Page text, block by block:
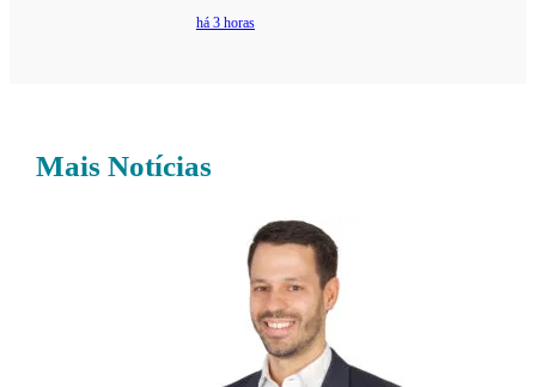
há 3 horas
Mais Notícias